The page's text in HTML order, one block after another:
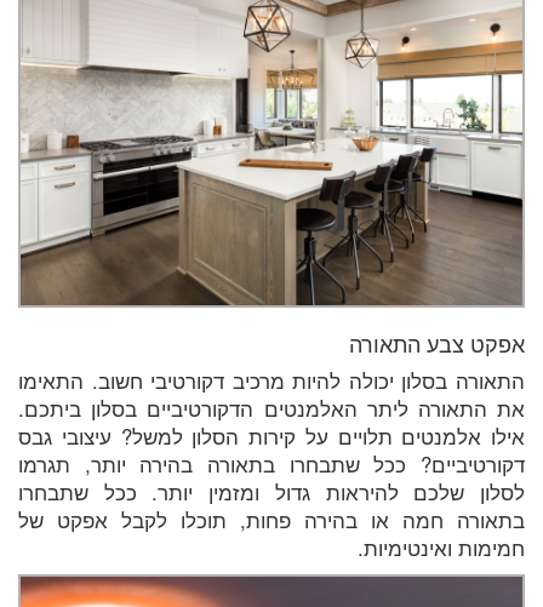
אפקט צבע התאורה
התאורה בסלון יכולה להיות מרכיב דקורטיבי חשוב. התאימו
את התאורה ליתר האלמנטים הדקורטיביים בסלון ביתכם.
אילו אלמנטים תלויים על קירות הסלון למשל? עיצובי גבס
דקורטיביים? ככל שתבחרו בתאורה בהירה יותר, תגרמו
לסלון שלכם להיראות גדול ומזמין יותר. ככל שתבחרו
בתאורה חמה או בהירה פחות, תוכלו לקבל אפקט של
חמימות ואינטימיות.